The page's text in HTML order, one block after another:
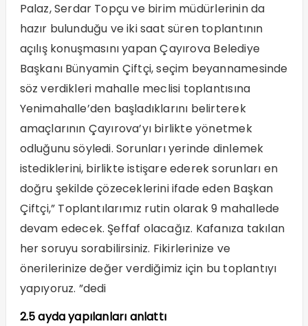
Palaz, Serdar Topçu ve birim müdürlerinin da
hazır bulunduğu ve iki saat süren toplantının
açılış konuşmasını yapan Çayırova Belediye
Başkanı Bünyamin Çiftçi, seçim beyannamesinde
söz verdikleri mahalle meclisi toplantısına
Yenimahalle’den başladıklarını belirterek
amaçlarının Çayırova’yı birlikte yönetmek
odluğunu söyledi. Sorunları yerinde dinlemek
istediklerini, birlikte istişare ederek sorunları en
doğru şekilde çözeceklerini ifade eden Başkan
Çiftçi,” Toplantılarımız rutin olarak 9 mahallede
devam edecek. Şeffaf olacağız. Kafanıza takılan
her soruyu sorabilirsiniz. Fikirlerinize ve
önerilerinize değer verdiğimiz için bu toplantıyı
yapıyoruz. ”dedi
2.5 ayda yapılanları anlattı